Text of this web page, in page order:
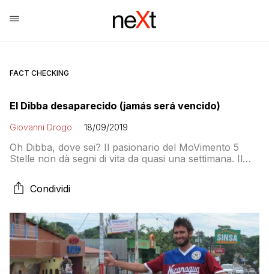
FACT CHECKING
El Dibba desaparecido (jamás será vencido)
Giovanni Drogo 18/09/2019
Oh Dibba, dove sei? Il pasionario del MoVimento 5
Stelle non dà segni di vita da quasi una settimana. Il
dell’alleanza del M5S con il “partito di Renzi”? E degli
accordi sui migranti con la Francia, quella che ci
Condividi